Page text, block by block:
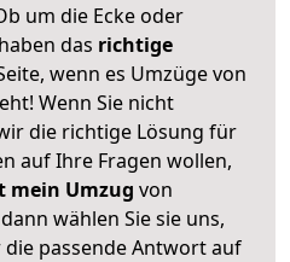
um die Ecke oder
das richtige
wenn es Umzüge von
Wenn Sie nicht
die richtige Lösung für
auf Ihre Fragen wollen,
mein Umzug von
wählen Sie sie uns,
passende Antwort auf